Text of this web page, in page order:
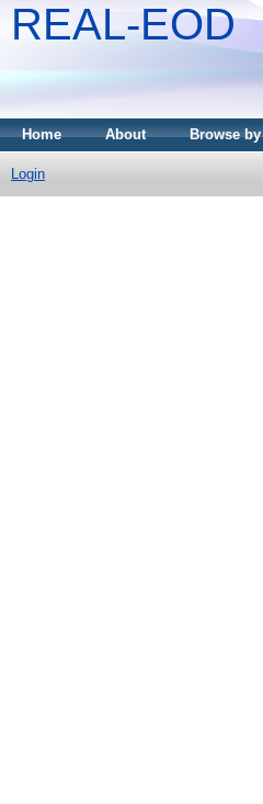
REAL-EOD
Home About Browse by
Login